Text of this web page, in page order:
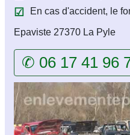
En cas d'accident, le
Epaviste 27370 La Pyle
✆ 06 17 41 96